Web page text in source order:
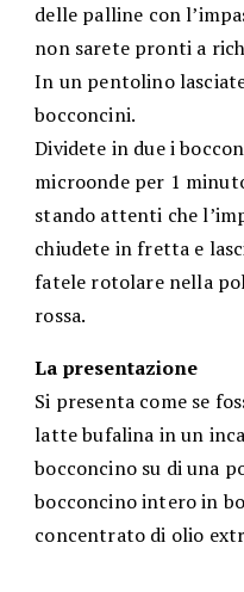
delle palline con
non sarete pronti a
In un pentolino
bocconcini.
Dividete in due i
microonde per 1
stando attenti che
chiudete in fretta e
fatele rotolare nella
rossa.
La presentazione
Si presenta come se
latte bufalina in un
bocconcino su di una
bocconcino intero in
concentrato di olio